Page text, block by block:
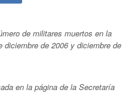
de militares muertos en la
diciembre de 2006 y diciembre de
en la página de la Secretaría